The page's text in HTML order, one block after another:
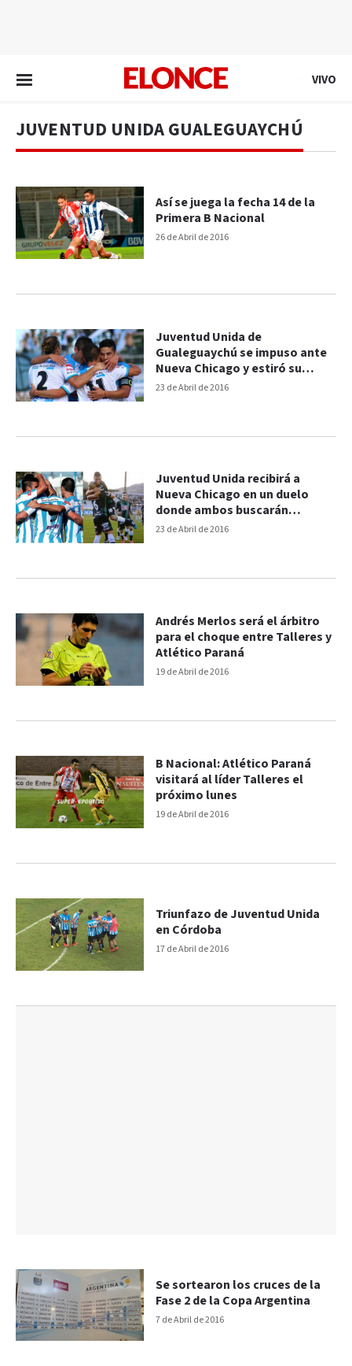
VIVO
JUVENTUD UNIDA GUALEGUAYCHÚ
26 de Abril de 2016
Así se juega la fecha 14 de la
Primera B Nacional
23 de Abril de 2016
Juventud Unida de
Gualeguaychú se impuso ante
Nueva Chicago y estiró su
buena racha
23 de Abril de 2016
Juventud Unida recibirá a
Nueva Chicago en un duelo
donde ambos buscarán
acercarse a la cima
19 de Abril de 2016
Andrés Merlos será el árbitro
para el choque entre Talleres y
Atlético Paraná
19 de Abril de 2016
B Nacional: Atlético Paraná
visitará al líder Talleres el
próximo lunes
17 de Abril de 2016
Triunfazo de Juventud Unida
en Córdoba
7 de Abril de 2016
Se sortearon los cruces de la
Fase 2 de la Copa Argentina